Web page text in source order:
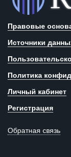
Правовые
Источники
Политика
Личный кабинет
Регистрация
Обратная связь